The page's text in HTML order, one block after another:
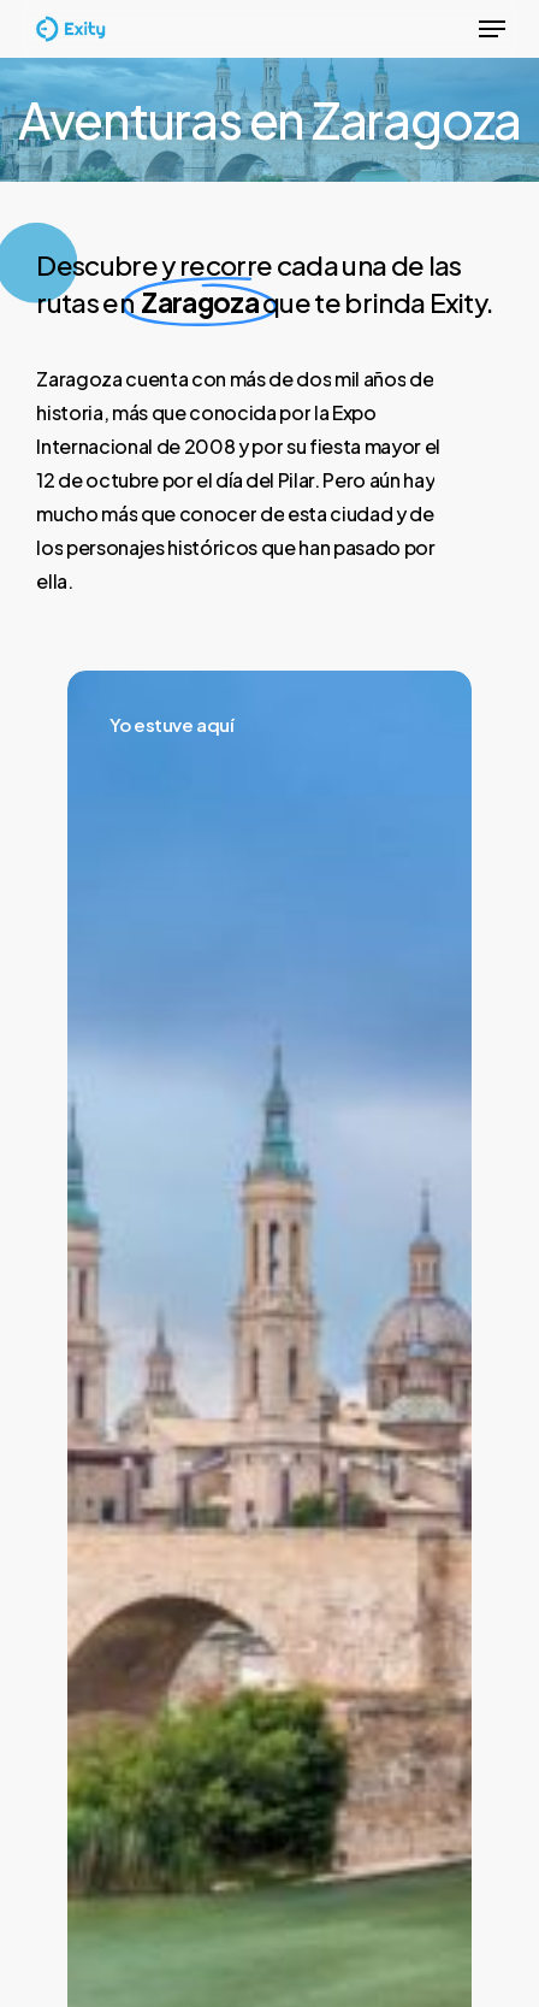
Skip
to
main
content
Menu
AventurasenZaragoza
Descubre y recorre cada una de las
rutas enZaragozaque te brinda Exity.
Zaragozacuentacon másdedosmil añosde
historia,másqueconocidaporlaExpo
Internacional de2008yporsufiesta mayorel
12deoctubreporeldíadel Pilar.Pero aúnhay
muchomásqueconocerdeestaciudadyde
lospersonajeshistóricosquehanpasado por
ella.
Yo
estuveYo estuve aquí
Menu